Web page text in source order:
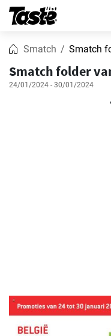
Smatch Smatch
Smatch folder
24/01/2024 - 30/01/2024